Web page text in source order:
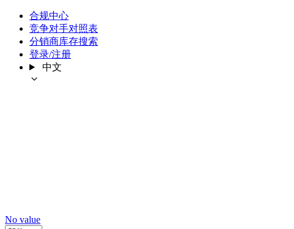
合规中心
竞争对手对照表
分销商库存搜索
登录/注册
中文
No value